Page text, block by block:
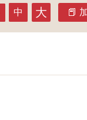
中 大